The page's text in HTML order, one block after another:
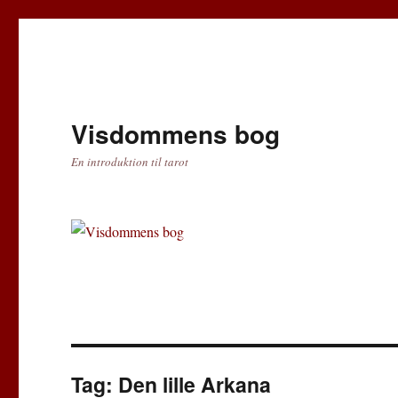
Visdommens bog
En introduktion til tarot
Tag: Den lille Arkana